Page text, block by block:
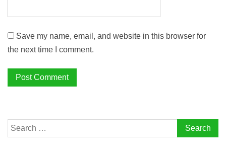
Save my name, email, and website in this browser for
the next time I comment.
Search
for: